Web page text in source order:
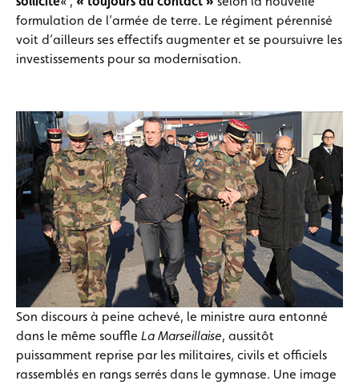
formulation de l’armée de terre. Le régiment pérennisé
voit d’ailleurs ses effectifs augmenter et se poursuivre les
investissements pour sa modernisation.
Son discours à peine achevé, le ministre aura entonné
dans le même souffle La Marseillaise, aussitôt
puissamment reprise par les militaires, civils et officiels
rassemblés en rangs serrés dans le gymnase. Une image